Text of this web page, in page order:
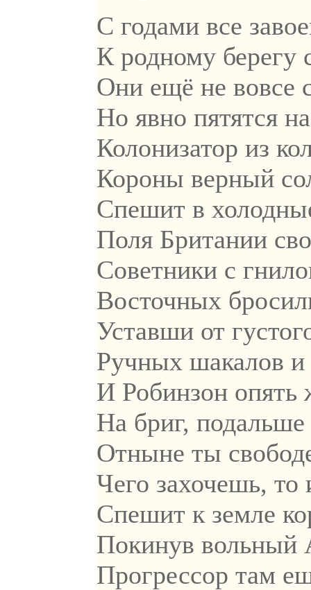
С годами все
К родному берегу
Они ещё не вовсе
Но явно пятятся
Колонизатор из
Короны верный
Спешит в
Поля Британии
Советники с
Восточных
Уставши от
Ручных шакалов и
И Робинзон опять
На бриг,
Отныне ты
Чего захочешь, то
Спешит к земле
Покинув вольный
Прогрессор там